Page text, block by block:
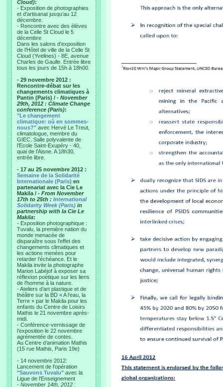
Cloud):
- Exposition de photographies
et d’artisanat jusqu’au 12
décembre.
- Rencontre avec des élèves
de la Celle St Cloud le 5
décembre
Dans les salons d’exposition
de l’Hôtel de ville de la Celle St
Cloud (Yvelines) - 8E, avenue
Charles de Gaulle. Entrée libre
tous les jours de 15h à 18h00.
- 29 novembre 2012 :
Rencontre-débat sur les
changements climatiques à
Pantin (Paris) / - November
29th, 2012 : Climate Change
conference (Paris):
"Le changement
climatique: où en sommes-
nous?" avec Hervé Le Treut,
climatologue, membre du
GIEC. Salle polyvalente de
l’Ecole Saint-Exupéry - 40,
quai de l’Aisne. A 18h30,
entrée libre.
- 17 au 25 novembre 2012 :
Semaine de la Solidarité
Internationale (Paris) en
partenariat avec la Cie Le
Makila / - From November
17th to 25th : International
Solidarity Week (Paris) in
partnership with la Cie Le
Makila:
- Exposition photographique :
Tuvalu, la première nation du
monde menacée de
disparaître sous l’effet des
changements climatiques et
les actions menées pour
retarder l’échéance. Et le
Makila invite la photographe
Marion Labéjof à exposer sa
réflexion poétique sur les liens
de l’homme à la nature.
- Ateliers d’art plastique et de
théâtre sur la BD « A l’eau, la
Terre » par le Makila pour les
enfants du Centre de Loisirs
Mathis le 21 novembre après-
midi.
- Conférence-vernissage de
l’exposition le 22 novembre
agrémentée de contes.
Au Centre d’animation Mathis
(15 rue Mathis, Paris 19e)
- 14 novembre 2012:
Lancement de l'opération
"Sauvons Tuvalu" avec la
Ligue de l'Enseignement
- November 14th, 2012 :